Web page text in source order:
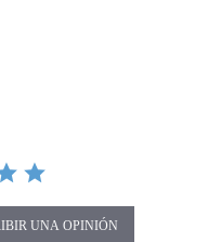
UNA OPINIÓN